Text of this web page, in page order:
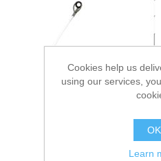
Cookies help us
using our services,
OK
Learn